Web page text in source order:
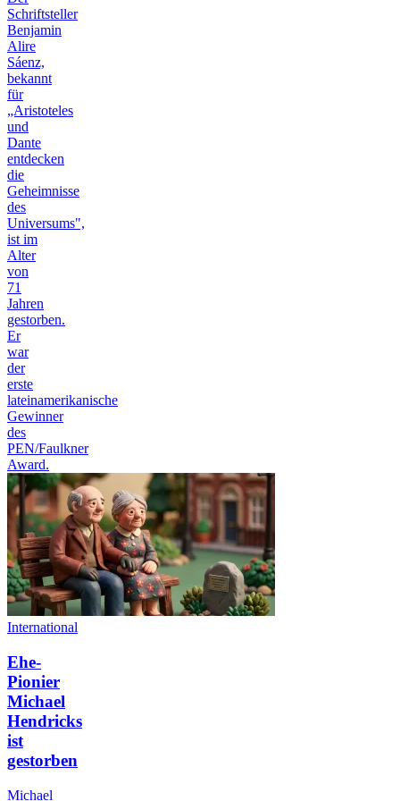
Schriftsteller
Benjamin
Alire
Sáenz,
bekannt
für
„Aristoteles
und
Dante
entdecken
die
Geheimnisse
des
Universums",
ist im
Alter
von
71
Jahren
gestorben.
Er
war
der
erste
lateinamerikanische
Gewinner
des
PEN/Faulkner
Award.
International
Ehe-
Pionier
Michael
Hendricks
ist
gestorben
Michael